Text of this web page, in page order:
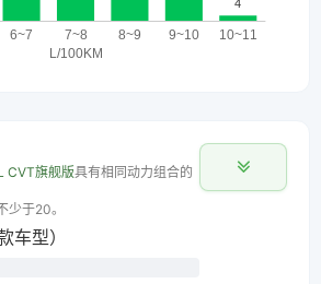
CVT旗舰版具有相同动力组合的
少于20。
车型）